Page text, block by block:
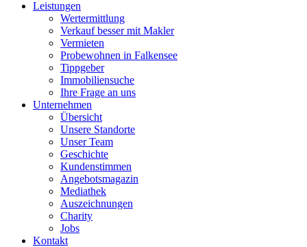
Leistungen
Wertermittlung
Verkauf besser mit Makler
Vermieten
Probewohnen in Falkensee
Tippgeber
Immobiliensuche
Ihre Frage an uns
Unternehmen
Übersicht
Unsere Standorte
Unser Team
Geschichte
Kundenstimmen
Angebotsmagazin
Mediathek
Auszeichnungen
Charity
Jobs
Kontakt